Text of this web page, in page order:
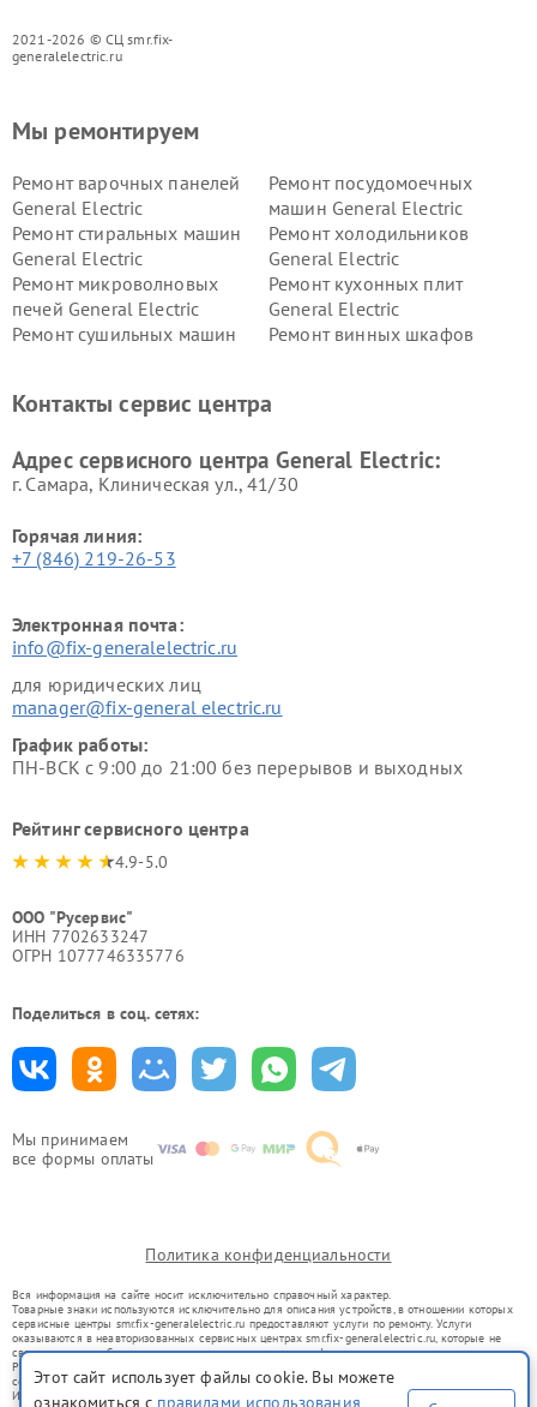
2021-2026 © СЦ smr.fix-
generalelectric.ru
Мы принимаем
все формы оплаты
Мы ремонтируем
Ремонт варочных панелей
General Electric
Ремонт посудомоечных
машин General Electric
Ремонт стиральных машин
General Electric
Ремонт холодильников
General Electric
Ремонт микроволновых
печей General Electric
Ремонт кухонных плит
General Electric
Ремонт сушильных машин
Ремонт винных шкафов
Electric
General Electric
Контакты сервис центра
Адрес сервисного центра General Electric:
г. Самара, Клиническая ул., 41/30
Горячая линия:
+7 (846) 219-26-53
Электронная почта:
info@fix-generalelectric.ru
для юридических лиц
manager@fix-general electric.ru
График работы:
ПН-ВСК с 9:00 до 21:00 без перерывов и выходных
Рейтинг сервисного центра
4.9-5.0
ООО "Русервис"
ИНН 7702633247
ОГРН 1077746335776
Поделиться в соц. сетях:
Политика конфиденциальности
Вся информация на сайте носит исключительно справочный характер.
Товарные знаки используются исключительно для описания устройств, в отношении которых
сервисные центры smr.fix-generalelectric.ru предоставляют услуги по ремонту. Услуги
оказываются в неавторизованных сервисных центрах smr.fix-generalelectric.ru, которые не
связаны с правообладателями товарных знаков или их официальными представителями.
Ремонт осуществляется для устройств, уже введенных в гражданский оборот в соответствии
со статьей 1487 ГК РФ.
Использование товарных знаков не преследует цели индивидуализации услуг или введения
Этот сайт использует файлы cookie. Вы можете
ознакомиться с правилами использования